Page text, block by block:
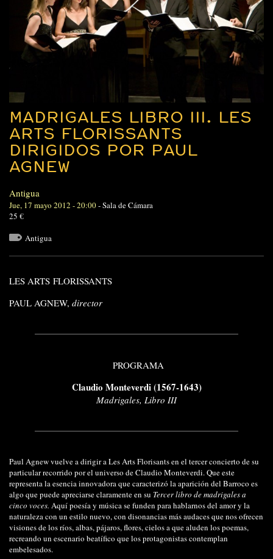
MADRIGALES LIBRO III. LES
ARTS FLORISSANTS
DIRIGIDOS POR PAUL
AGNEW
Antigua
Jue, 17 mayo 2012 - 20:00-Sala de Cámara
25 €
Antigua
LES ARTS FLORISSANTS
PAUL AGNEW, director
PROGRAMA
Claudio Monteverdi (1567-1643)
Madrigales, Libro III
Paul Agnew vuelve a dirigir a Les Arts Florisants en el tercer concierto de su
particular recorrido por el universo de Claudio Monteverdi. Que este
representa la esencia innovadora que caracterizó la aparición del Barroco es
algo que puede apreciarse claramente en su Tercer libro de madrigales a
cinco voces. Aquí poesía y música se funden para hablarnos del amor y la
naturaleza con un estilo nuevo, con disonancias más audaces que nos ofrecen
visiones de los ríos, albas, pájaros, flores, cielos a que aluden los poemas,
recreando un escenario beatífico que los protagonistas contemplan
embelesados.